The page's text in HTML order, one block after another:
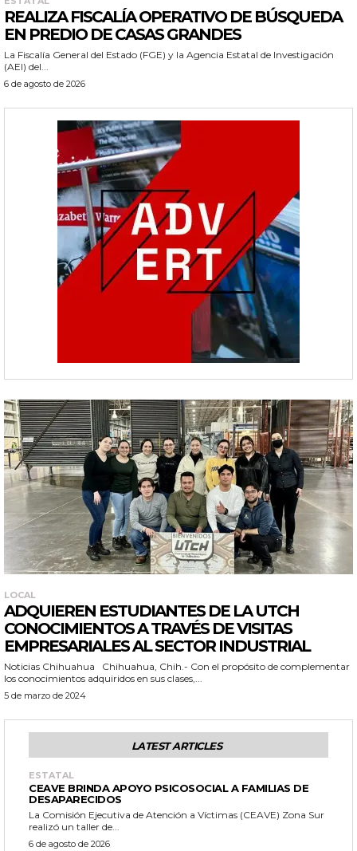
REALIZA FISCALÍA OPERATIVO DE BÚSQUEDA
EN PREDIO DE CASAS GRANDES
La Fiscalía General del Estado (FGE) y la Agencia Estatal de Investigación
(AEI) del...
6 de agosto de 2026
LOCAL
ADQUIEREN ESTUDIANTES DE LA UTCH
CONOCIMIENTOS A TRAVÉS DE VISITAS
EMPRESARIALES AL SECTOR INDUSTRIAL
Noticias Chihuahua Chihuahua, Chih.- Con el propósito de complementar
los conocimientos adquiridos en sus clases,...
5 de marzo de 2024
LATEST ARTICLES
ESTATAL
CEAVE BRINDA APOYO PSICOSOCIAL A FAMILIAS DE
DESAPARECIDOS
La Comisión Ejecutiva de Atención a Víctimas (CEAVE) Zona Sur
realizó un taller de...
6 de agosto de 2026